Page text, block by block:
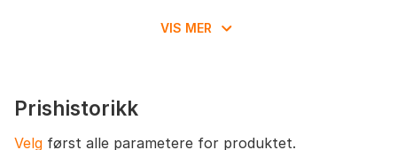
ventilasjon prioriteres. Passer ryttere som vil ha en
VIS MER
Prishistorikk
Velg først alle parametere for produktet.